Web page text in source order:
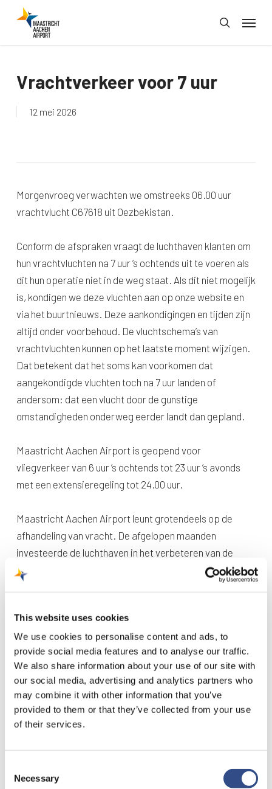
This website uses cookies
We use cookies to personalise content and ads, to
provide social media features and to analyse our traffic.
We also share information about your use of our site with
our social media, advertising and analytics partners who
may combine it with other information that you’ve
provided to them or that they’ve collected from your use
of their services.
Selection
Necessary
search
Menu
Vrachtverkeer voor 7 uur
12 mei 2026
Morgenvroeg verwachten we omstreeks 06.00 uur
vrachtvlucht C67618 uit Oezbekistan.
Conform de afspraken vraagt de luchthaven klanten om
hun vrachtvluchten na 7 uur ’s ochtends uit te voeren als
dit hun operatie niet in de weg staat. Als dit niet mogelijk
is, kondigen we deze vluchten aan op onze website en
via het buurtnieuws. Deze aankondigingen en tijden zijn
altijd onder voorbehoud. De vluchtschema’s van
vrachtvluchten kunnen op het laatste moment wijzigen.
Dat betekent dat het soms kan voorkomen dat
aangekondigde vluchten toch na 7 uur landen of
andersom: dat een vlucht door de gunstige
omstandigheden onderweg eerder landt dan gepland.
Maastricht Aachen Airport is geopend voor
vliegverkeer van 6 uur ’s ochtends tot 23 uur ’s avonds
met een extensieregeling tot 24.00 uur.
Maastricht Aachen Airport leunt grotendeels op de
afhandeling van vracht. De afgelopen maanden
investeerde de luchthaven in het verbeteren van de
kwaliteit van de afhandeling. Dit is een van de pijlers om
Voor vragen over dit bericht kun je mailen naar
communications@maa.nl.
Recente berichten